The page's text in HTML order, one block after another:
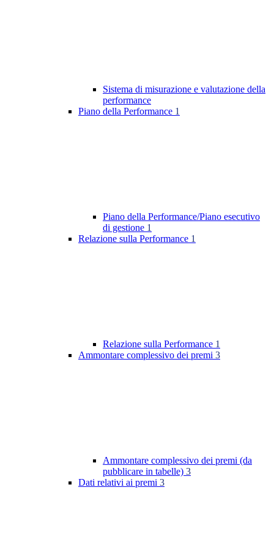
Sistema di misurazione e valutazione della
performance
Piano della Performance 1
Piano della Performance/Piano esecutivo
di gestione 1
Relazione sulla Performance 1
Relazione sulla Performance 1
Ammontare complessivo dei premi 3
Ammontare complessivo dei premi (da
pubblicare in tabelle) 3
Dati relativi ai premi 3